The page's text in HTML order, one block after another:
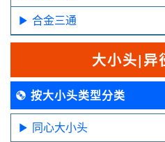
合金三通
大小头|异
按大小头类型分类
同心大小头